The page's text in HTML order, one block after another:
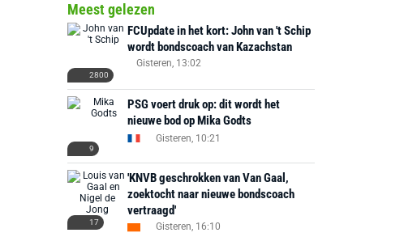
Meest gelezen
2800
FCUpdate in het kort: John van 't Schip
wordt bondscoach van Kazachstan
Gisteren, 13:02
9
PSG voert druk op: dit wordt het
nieuwe bod op Mika Godts
Gisteren, 10:21
17
'KNVB geschrokken van Van Gaal,
zoektocht naar nieuwe bondscoach
vertraagd'
Gisteren, 16:10